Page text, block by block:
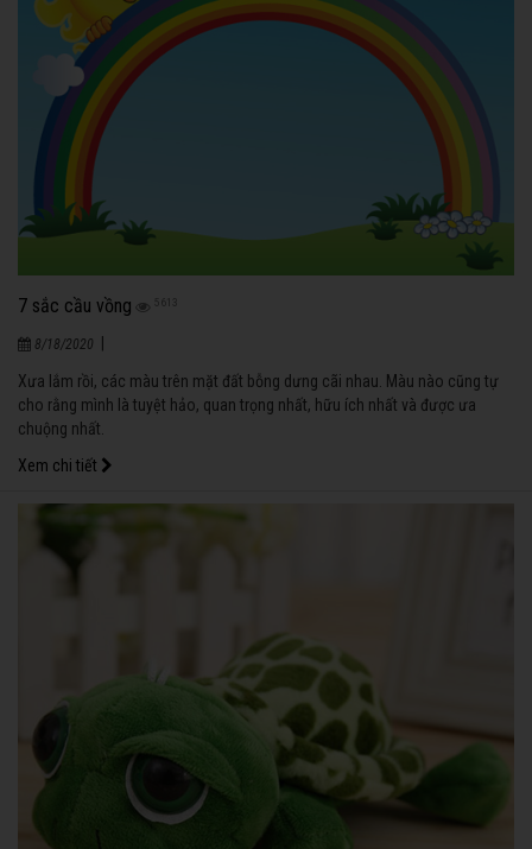
7 sắc cầu vồng 5613
8/18/2020
Xưa lắm rồi, các màu trên mặt đất bỗng dưng cãi nhau. Màu nào cũng tự
cho rằng mình là tuyệt hảo, quan trọng nhất, hữu ích nhất và được ưa
chuộng nhất.
Xem chi tiết